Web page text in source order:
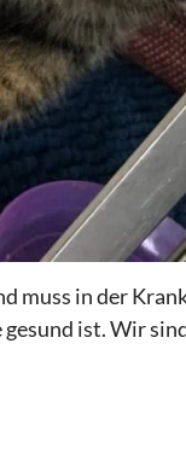
muss in der
ist. Wir